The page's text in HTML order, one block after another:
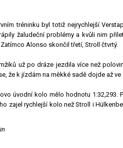
tréninku byl totiž nejrychlejší
žaludeční problémy a kvůli nim
Alonso skončil třetí, Stroll čtvrtý.
už po dráze jezdila více než
že k jízdám na měkké sadě dojde až
úvodní kolo mělo hodnotu 1:32,293.
zajel rychlejší kolo než Stroll i